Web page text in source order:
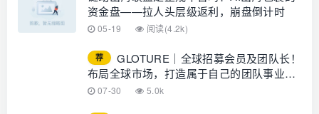
资金盘——拉人头层级返利，崩盘倒计时
05-19 阅读(4.2k)
荐
GLOTURE｜全球招募会员及团队长！
布局全球市场，打造属于自己的团队事业，
想增加收入？想打造团队？加入
07-30 5.0k